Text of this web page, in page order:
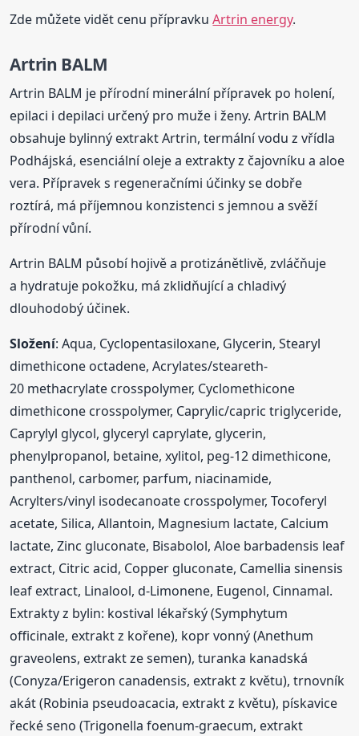
Zde můžete vidět cenu přípravkuArtrin energy.
Artrin BALM
Artrin BALM je přírodní minerální přípravek po holení,
epilaci i depilaci určený pro muže i ženy. Artrin BALM
obsahuje bylinný extrakt Artrin, termální vodu z vřídla
Podhájská, esenciální oleje a extrakty z čajovníku a aloe
vera. Přípravek s regeneračními účinky se dobře
roztírá, má příjemnou konzistenci s jemnou a svěží
přírodní vůní.
Artrin BALM působí hojivě a protizánětlivě, zvláčňuje
a hydratuje pokožku, má zklidňující a chladivý
dlouhodobý účinek.
Složení: Aqua, Cyclopentasiloxane, Glycerin, Stearyl
dimethicone octadene, Acrylates/steareth-
20 methacrylate crosspolymer, Cyclomethicone
dimethicone crosspolymer, Caprylic/capric triglyceride,
Caprylyl glycol, glyceryl caprylate, glycerin,
phenylpropanol, betaine, xylitol, peg-12 dimethicone,
panthenol, carbomer, parfum, niacinamide,
Acrylters/vinyl isodecanoate crosspolymer, Tocoferyl
acetate, Silica, Allantoin, Magnesium lactate, Calcium
lactate, Zinc gluconate, Bisabolol, Aloe barbadensis leaf
extract, Citric acid, Copper gluconate, Camellia sinensis
leaf extract, Linalool, d-Limonene, Eugenol, Cinnamal.
Extrakty z bylin: kostival lékařský (Symphytum
officinale, extrakt z kořene), kopr vonný (Anethum
graveolens, extrakt ze semen), turanka kanadská
(Conyza/Erigeron canadensis, extrakt z květu), trnovník
akát (Robinia pseudoacacia, extrakt z květu), pískavice
řecké seno (Trigonella foenum-graecum, extrakt